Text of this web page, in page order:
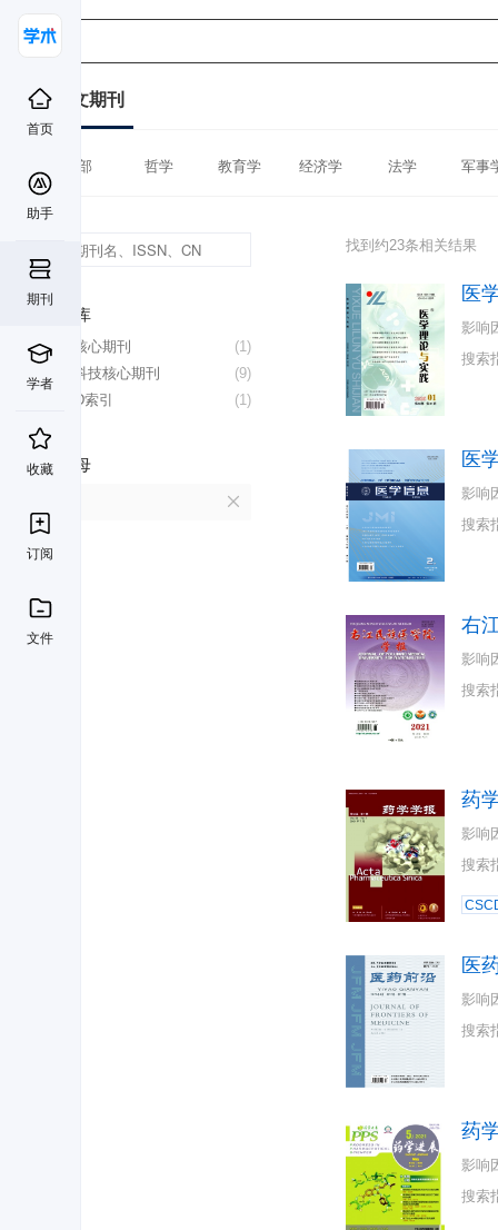
首页
助手
期刊
学者
收藏
订阅
文件
中文期刊
全部 哲学 教育学 经济学 法学 军事
数据库
(1)
北大核心期刊
(9)
中国科技核心期刊
(1)
CSCD索引
首字母
找到约23条相关结果
医
影响
搜索
医
影响
搜索
右
影响
搜索
药
影响
搜索
医
影响
搜索
药
影响
搜索